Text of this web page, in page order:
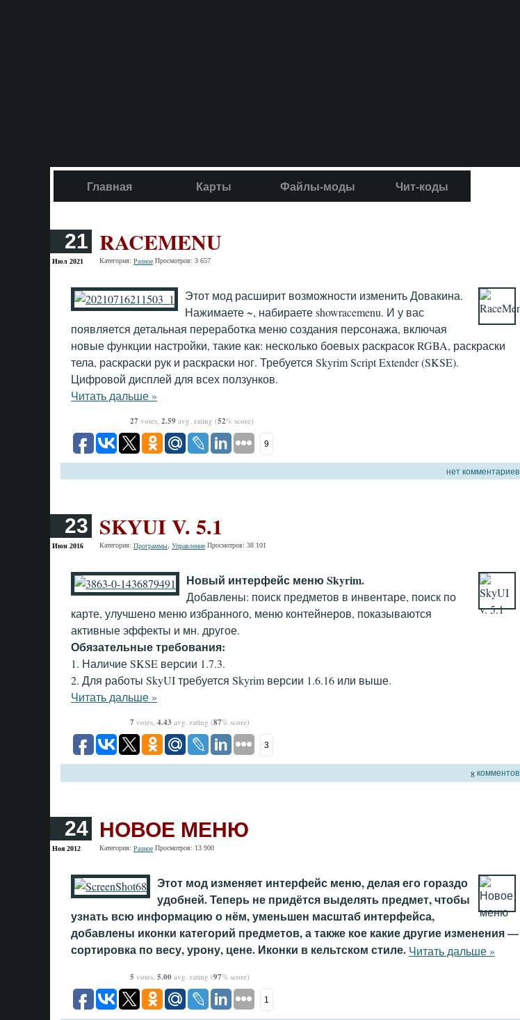
Главная Карты Файлы-моды Чит-коды
Этот мод расширит возможности изменить Довакина.
Нажимаете ~, набираете showracemenu. И у вас
появляется детальная переработка меню создания персонажа, включая
новые функции настройки, такие как: несколько боевых раскрасок RGBA, раскраски
тела, раскраски рук и раскраски ног. Требуется Skyrim Script Extender (SKSE).
Цифровой дисплей для всех ползунков.
Читать дальше »
27 votes, 2.59 avg. rating (52% score)
9
нет комментариев
21
Июл 2021
RACEMENU
Категория: Разное Просмотров: 3 657
Новый интерфейс меню Skyrim.
Добавлены: поиск предметов в инвентаре, поиск по
карте, улучшено меню избранного, меню контейнеров, показываются
активные эффекты и мн. другое.
Обязательные требования:
1. Наличие SKSE версии 1.7.3.
2. Для работы SkyUI требуется Skyrim версии 1.6.16 или выше.
Читать дальше »
7 votes, 4.43 avg. rating (87% score)
3
8комментов
23
Июн 2016
SKYUI V. 5.1
Категория: Программы Управление Просмотров: 38 101
Этот мод изменяет интерфейс меню, делая его гораздо
удобней. Теперь не придётся выделять предмет, чтобы
узнать всю информацию о нём, уменьшен масштаб интерфейса,
добавлены иконки категорий предметов, а также кое какие другие изменения —
сортировка по весу, урону, цене. Иконки в кельтском стиле. Читать дальше »
5 votes, 5.00 avg. rating (97% score)
1
24
Ноя 2012
НОВОЕ МЕНЮ
Категория: Разное Просмотров: 13 900